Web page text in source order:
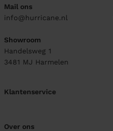
Mail ons
info@hurricane.nl
Showroom
Handelsweg 1
3481 MJ Harmelen
Klantenservice
Over ons